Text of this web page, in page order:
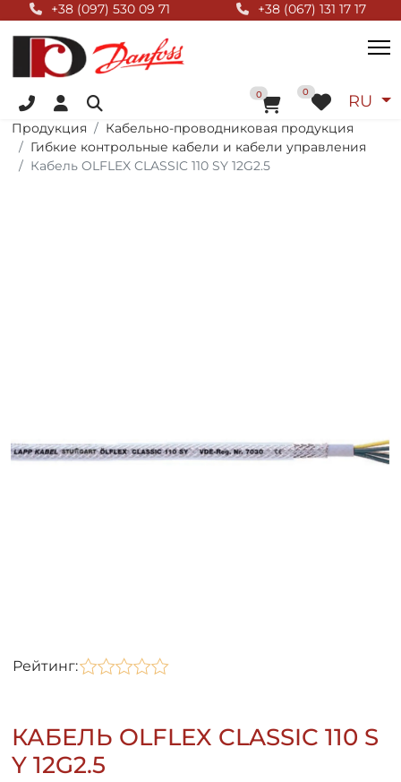
Null Top+38 (097) 530 09 71
+38 (067) 131 17 17
RU
0В корзину
0
Продукция
Кабельно-проводниковая продукция
Гибкие контрольные кабели и кабели управления
Кабель OLFLEX CLASSIC 110 SY 12G2.5
Рейтинг:
КАБЕЛЬ OLFLEX CLASSIC 110 S
Y 12G2.5